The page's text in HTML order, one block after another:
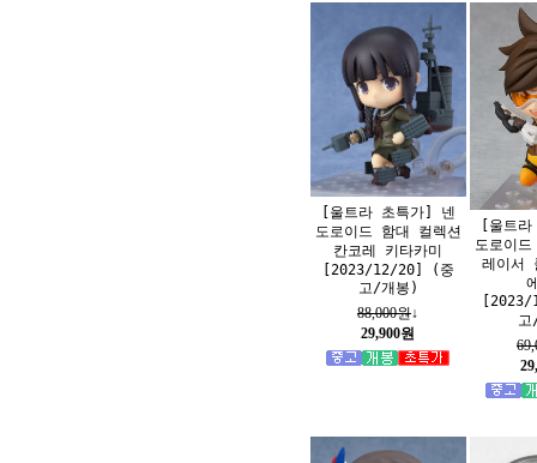
[울트라 초특가] 넨
도로이드 함대 컬렉션
칸코레 키타카미
[2023/12/20] (중
고/개봉)
88,000원↓
29,900원
[울트
도로이
레이서